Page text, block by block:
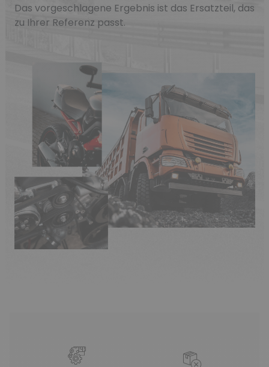
Das vorgeschlagene Ergebnis ist das Ersatzteil, das
zu Ihrer Referenz passt.